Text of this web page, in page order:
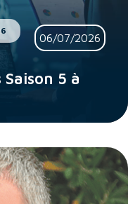
06/07/2026
5 à